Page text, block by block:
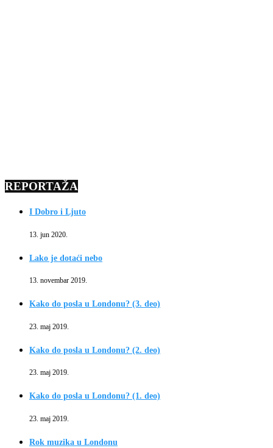
REPORTAŽA
I Dobro i Ljuto
13. jun 2020.
Lako je dotaći nebo
13. novembar 2019.
Kako do posla u Londonu? (3. deo)
23. maj 2019.
Kako do posla u Londonu? (2. deo)
23. maj 2019.
Kako do posla u Londonu? (1. deo)
23. maj 2019.
Rok muzika u Londonu